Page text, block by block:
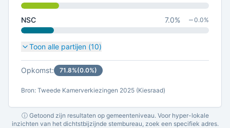
NSC 7.0% 0.0%
Toon alle partijen (10)
Opkomst: 71.8%(0.0%)
Bron: Tweede Kamerverkiezingen 2025 (Kiesraad)
ⓘ Getoond zijn resultaten op gemeenteniveau. Voor hyper-lokale
inzichten van het dichtstbijzijnde stembureau, zoek een specifiek adres.